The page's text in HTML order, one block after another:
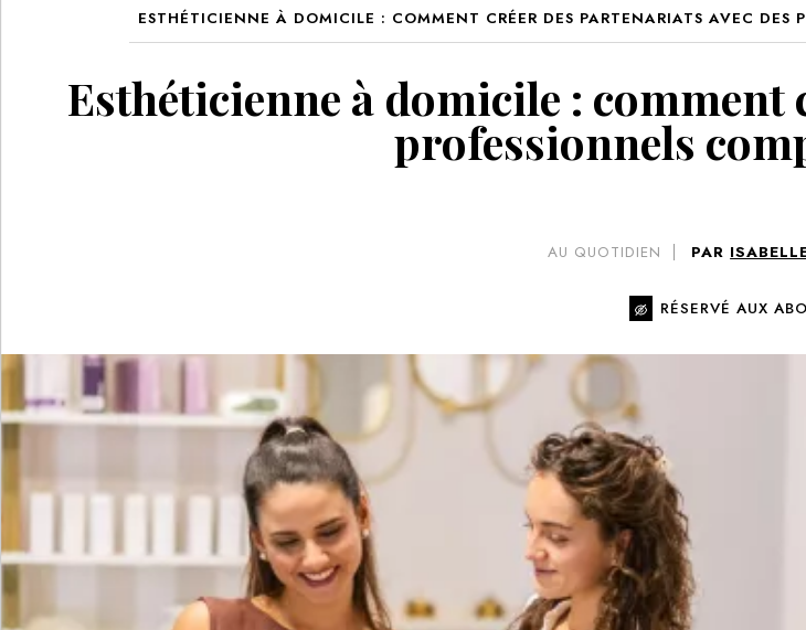
ESTHÉTICIENNE À DOMICILE : COMMENT CRÉER DES PARTENARIATS AVEC DES
Esthéticienne à domicile : comment
professionnels
AU QUOTIDIEN PAR
RÉSERVÉ AUX